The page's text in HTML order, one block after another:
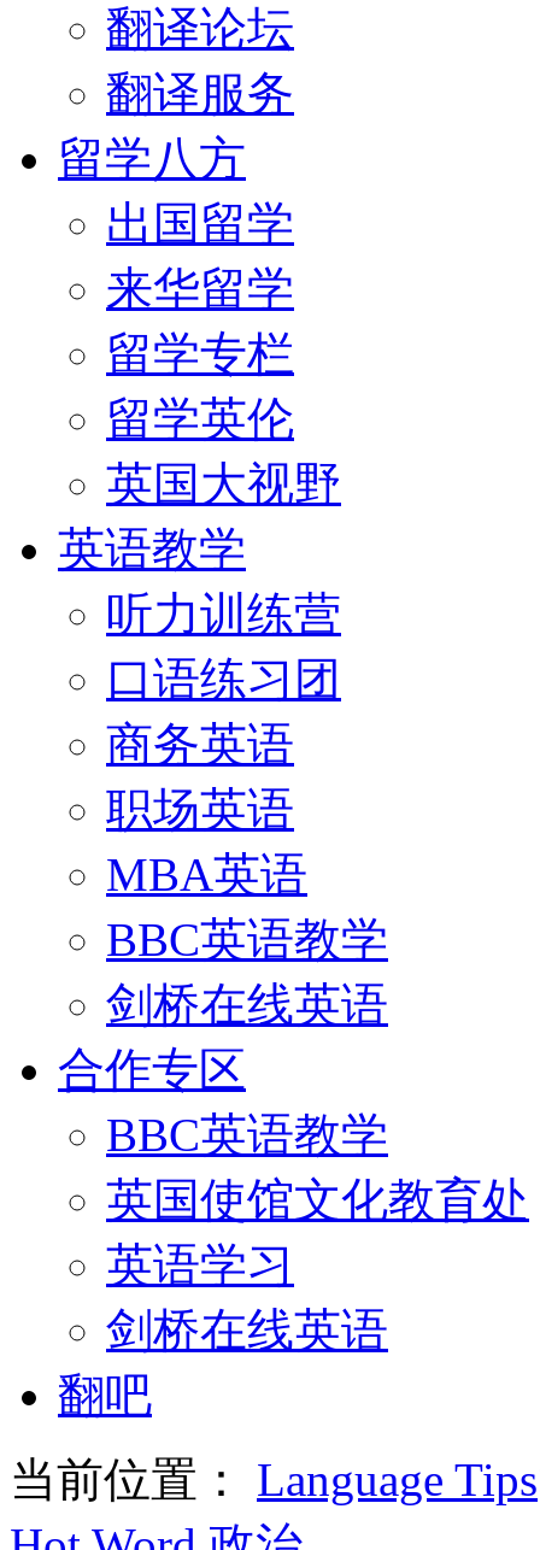
翻译论坛
翻译服务
留学八方
出国留学
来华留学
留学专栏
留学英伦
英国大视野
英语教学
听力训练营
口语练习团
商务英语
职场英语
MBA英语
BBC英语教学
剑桥在线英语
合作专区
BBC英语教学
英国使馆文化教育处
英语学习
剑桥在线英语
翻吧
当前位置： Language Tips